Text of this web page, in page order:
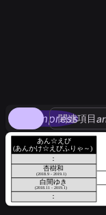
compress
関連項目